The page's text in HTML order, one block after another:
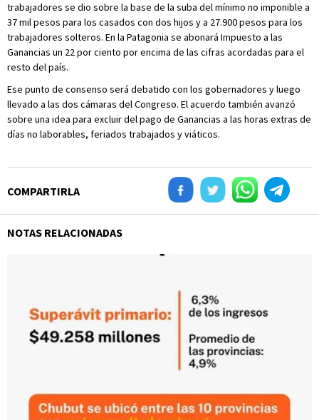
trabajadores se dio sobre la base de la suba del mínimo no imponible a
37 mil pesos para los casados con dos hijos y a 27.900 pesos para los
trabajadores solteros. En la Patagonia se abonará Impuesto a las
Ganancias un 22 por ciento por encima de las cifras acordadas para el
resto del país.
Ese punto de consenso será debatido con los gobernadores y luego
llevado a las dos cámaras del Congreso. El acuerdo también avanzó
sobre una idea para excluir del pago de Ganancias a las horas extras de
días no laborables, feriados trabajados y viáticos.
COMPARTIRLA
NOTAS RELACIONADAS